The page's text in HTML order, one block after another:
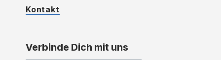
Kontakt
Verbinde Dich mit uns